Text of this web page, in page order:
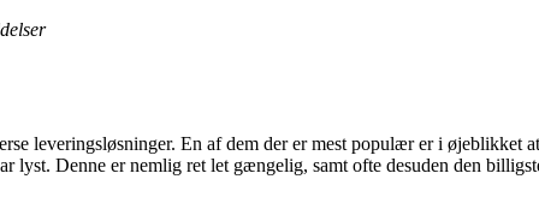
leveringsløsninger. En af dem der er mest populær er i øjeblikket
lyst. Denne er nemlig ret let gængelig, samt ofte desuden den